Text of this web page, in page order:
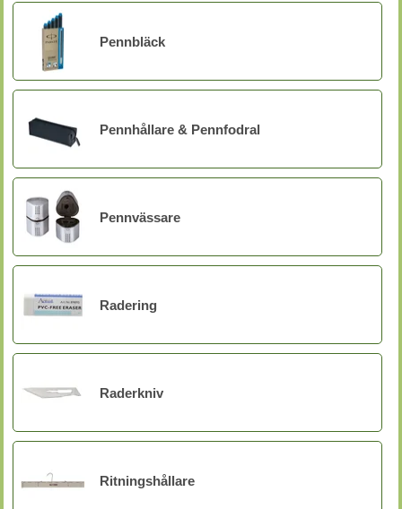
Pennbläck
Pennhållare & Pennfodral
Pennvässare
Radering
Raderkniv
Ritningshållare